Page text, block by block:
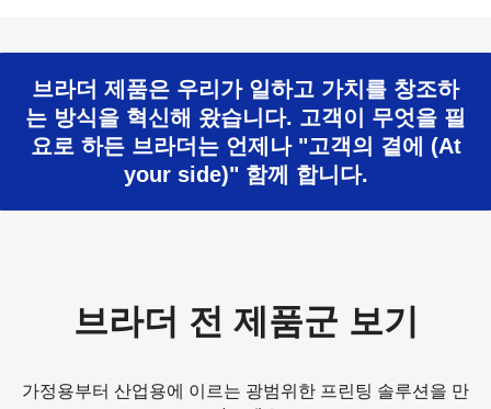
브라더 제품은 우리가 일하고 가치를 창조하
는 방식을 혁신해 왔습니다. 고객이 무엇을 필
요로 하든 브라더는 언제나 "고객의 곁에 (At
your side)" 함께 합니다.
브라더 전 제품군 보기
가정용부터 산업용에 이르는 광범위한 프린팅 솔루션을 만